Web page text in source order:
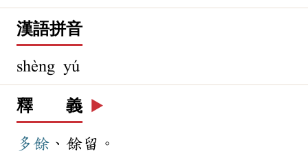
漢語拼音
shèng yú
釋 義 ▶️
多餘 、餘留。